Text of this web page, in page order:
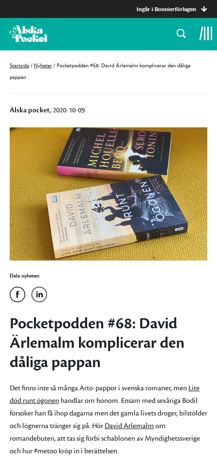
Ingår i Bonnierförlagen
Startsida / Nyheter / Pocketpodden #68: David Ärlemalm komplicerar den dåliga
pappan
Älska pocket, 2020-10-09
Dela nyheten
Pocketpodden #68: David
Ärlemalm komplicerar den
dåliga pappan
Det finns inte så många Arto-pappor i svenska romaner, men Lite
död runt ögonen handlar om honom. Ensam med sexåriga Bodil
försöker han få ihop dagarna men det gamla livets droger, bilstölder
och lögnerna tränger sig på. Hör David Ärlemalm om
romandebuten, att tas sig förbi schablonen av Myndighetssverige
och hur #metoo kröp in i berättelsen.